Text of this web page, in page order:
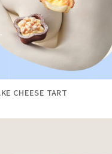
CHEESE TART